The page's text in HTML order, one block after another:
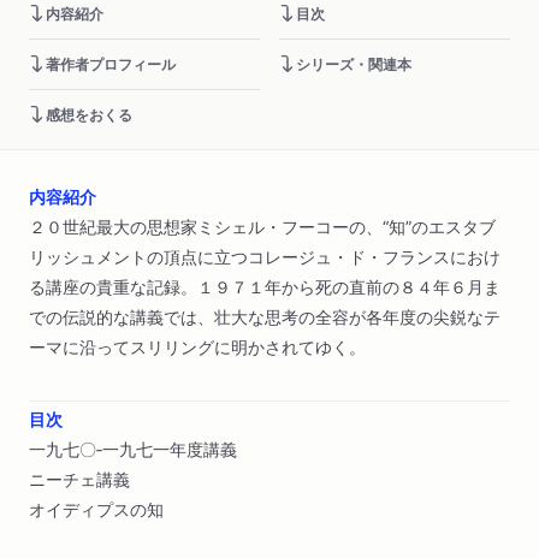
内容紹介 目次
著作者プロフィール シリーズ・関連本
感想をおくる
内容紹介
２０世紀最大の思想家ミシェル・フーコーの、“知”のエスタブ
リッシュメントの頂点に立つコレージュ・ド・フランスにおけ
る講座の貴重な記録。１９７１年から死の直前の８４年６月ま
での伝説的な講義では、壮大な思考の全容が各年度の尖鋭なテ
ーマに沿ってスリリングに明かされてゆく。
目次
一九七〇‐一九七一年度講義
ニーチェ講義
オイディプスの知